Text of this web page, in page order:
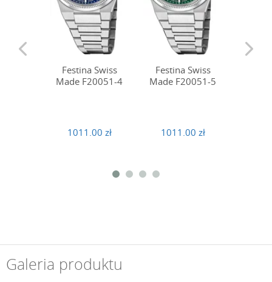
Festina Swiss
Made F20051-4
1011.00 zł
Festina Swiss
Made F20051-5
1011.00 zł
Galeria produktu